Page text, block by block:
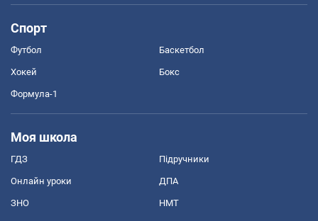
Спорт
Футбол Баскетбол
Хокей Бокс
Формула-1
Моя школа
ГДЗ Підручники
Онлайн уроки ДПА
ЗНО НМТ